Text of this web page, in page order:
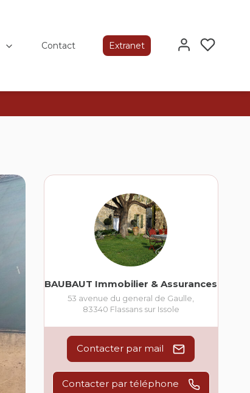
Contact Extranet
BAUBAUT Immobilier & Assurances
53 avenue du general de Gaulle
83340 Flassans sur Issole
Contacter par mail
Contacter par téléphone